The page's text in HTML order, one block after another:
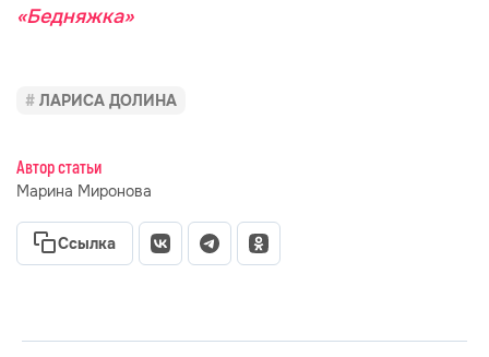
«Бедняжка»
ЛАРИСА ДОЛИНА
Автор статьи
Марина Миронова
Ссылка